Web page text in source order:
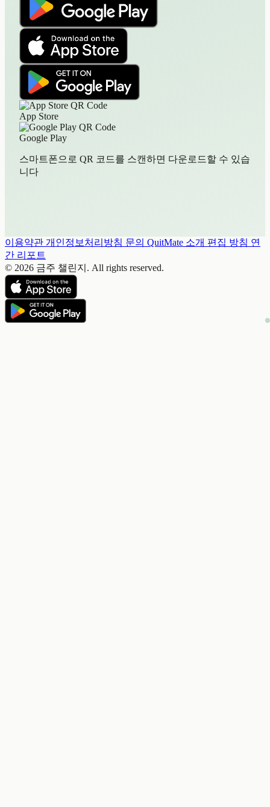
App Store
Google Play
스마트폰으로 QR 코드를 스캔하면 다운로드할 수 있습
니다
이용약관 개인정보처리방침 문의 QuitMate 소개 편집 방침 연
간 리포트
© 2026 금주 챌린지. All rights reserved.